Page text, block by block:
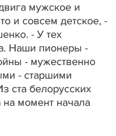
мужское и
и совсем детское, -
- У тех
Наши пионеры -
- мужественно
- старшими
ста белорусских
на момент начала